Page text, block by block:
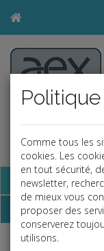
Comme tous les
cookies. Les
en tout sécurité,
newsletter,
de mieux vous
proposer des
conserverez
utilisons.
Base documentaire
Newsletter
Seniors